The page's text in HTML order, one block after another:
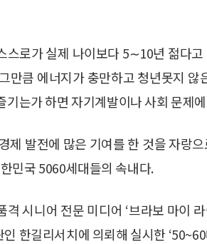
스로가 실제 나이보다 5∼10년 젊다
만큼 에너지가 충만하고 청년못지
기는가 하면 자기계발이나 사회 문제
제 발전에 많은 기여를 한 것을 자랑
민국 5060세대들의 속내다.
격 시니어 전문 미디어 ‘브라보 마이
한길리서치에 의뢰해 실시한